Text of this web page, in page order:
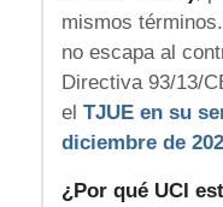
mismos
no escapa al
Directiva 93/13/
el TJUE en su
diciembre de
¿Por qué UCI